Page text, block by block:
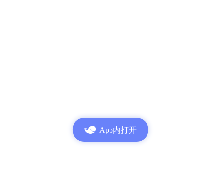
App内打开